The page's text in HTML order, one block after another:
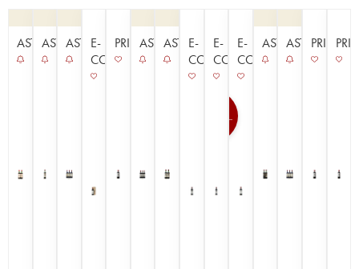
ASTAASTAASTAE-
COMMERCE
PRIMEURS
ASTAASTAE-
COMMERCE
E-
COMMERCE
E-
COMMERCE
ASTAASTA